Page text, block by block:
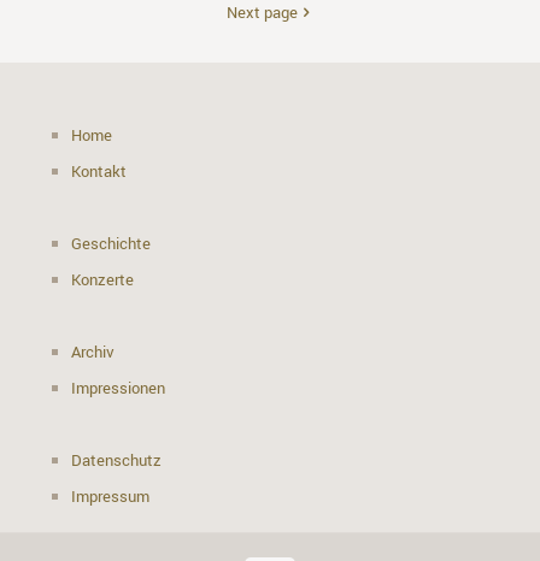
Next page
Home
Kontakt
Geschichte
Konzerte
Archiv
Impressionen
Datenschutz
Impressum